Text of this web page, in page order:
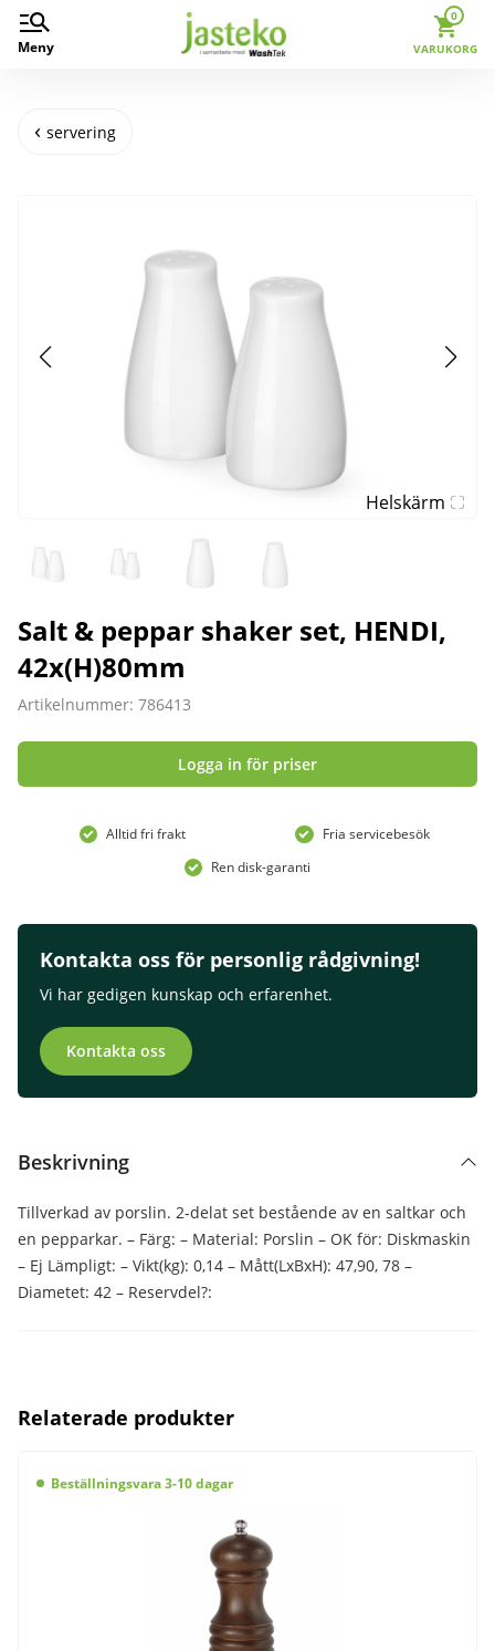
Meny
0
VARUKORG
servering
Helskärm
Salt & peppar shaker set, HENDI,
42x(H)80mm
Artikelnummer: 786413
Logga in för priser
Alltid fri frakt
Fria servicebesök
Ren disk-garanti
Kontakta oss för personlig rådgivning!
Vi har gedigen kunskap och erfarenhet.
Kontakta oss
Beskrivning
Tillverkad av porslin. 2-delat set bestående av en saltkar och
en pepparkar. – Färg: – Material: Porslin – OK för: Diskmaskin
– Ej Lämpligt: – Vikt(kg): 0,14 – Mått(LxBxH): 47,90, 78 –
Diametet: 42 – Reservdel?:
Relaterade produkter
Beställningsvara 3-10 dagar